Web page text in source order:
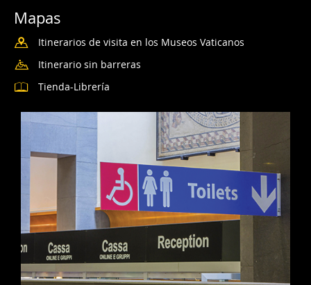
Mapas
Itinerarios de visita en los Museos Vaticanos
Itinerario sin barreras
Tienda-Librería